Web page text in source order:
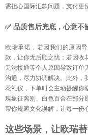
需担心国际汇款问题，支付更
✅ 品质售后兜底，心意不
欧瑞承诺，若因我们的原因
款，让你无后顾之忧；若因收
无法接通等个人原因导致订单
沟通，尽力协调解决。此外，
花礼仪，下单时会主动提醒
瑰象征离别、白色百合在部分
帮你规避文化误解，让每一份
这些场景，让欧瑞